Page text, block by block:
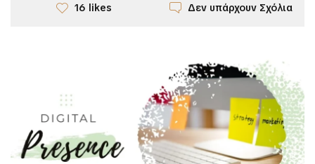
16 likes Δεν υπάρχουν Σχόλια